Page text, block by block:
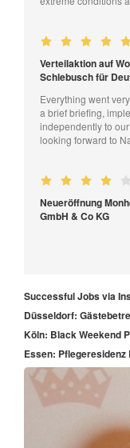
Verteilaktion auf
Schlebusch für
Everything went
a brief briefing,
independently to
looking forward to
Neueröffnung
GmbH & Co KG
Successful Jobs via
Düsseldorf:
Köln: Black Weekend
Essen: Pflegeresidenz